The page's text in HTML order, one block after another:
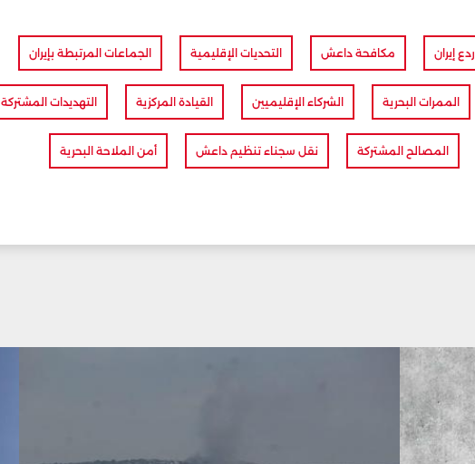
ردع إيران مكافحة داعش التحديات الإقليمية الجماعات المرتبطة بإيران
الممرات البحرية الشركاء الإقليميين القيادة المركزية التهديدات المشتركة
المصالح المشتركة نقل سجناء تنظيم داعش أمن الملاحة البحرية